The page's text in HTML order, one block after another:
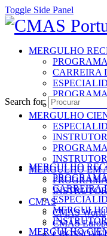
Toggle Side Panel
MERGULHO
CARREIRA
MERGULHO
MERGULHO EM
CMAS
CMAS World
CMAS
Search for:
MERGULHO
CARREIRA
MERGULHO